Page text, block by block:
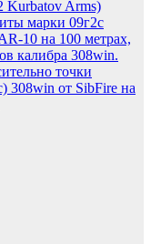
Kurbatov Arms)
марки 09г2с
10 на 100 метрах,
калибра 308win.
точки
308win от SibFire на